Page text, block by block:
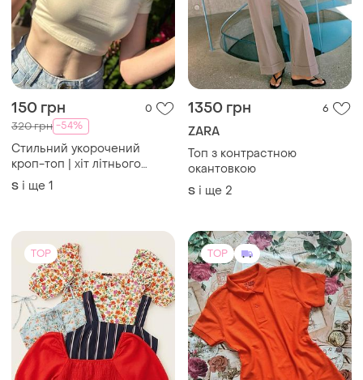
150 грн 0
320 грн -54%
Стильний укорочений
кроп-топ | хіт літнього
сезону
S і ще 1
1350 грн 6
ZARA
Топ з контрастною
окантовкою
і ще 2
TOP TOP